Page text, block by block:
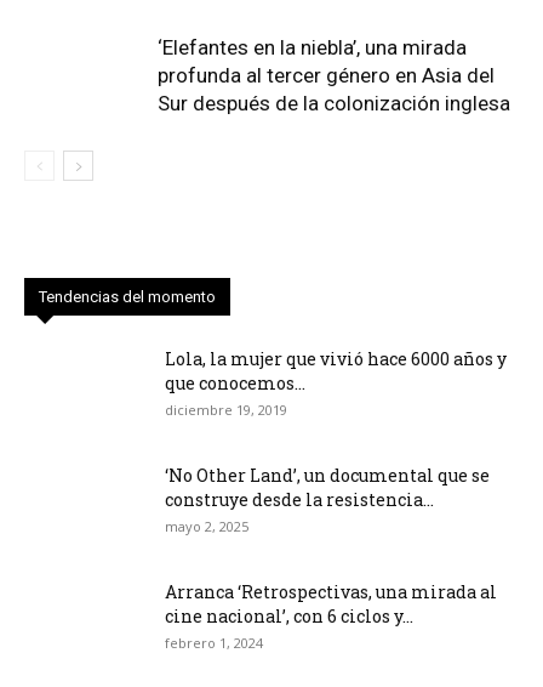
‘Elefantes en la niebla’, una mirada
profunda al tercer género en Asia del
Sur después de la colonización inglesa
Tendencias del momento
Lola, la mujer que vivió hace 6000 años y
que conocemos...
diciembre 19, 2019
‘No Other Land’, un documental que se
construye desde la resistencia...
mayo 2, 2025
Arranca ‘Retrospectivas, una mirada al
cine nacional’, con 6 ciclos y...
febrero 1, 2024